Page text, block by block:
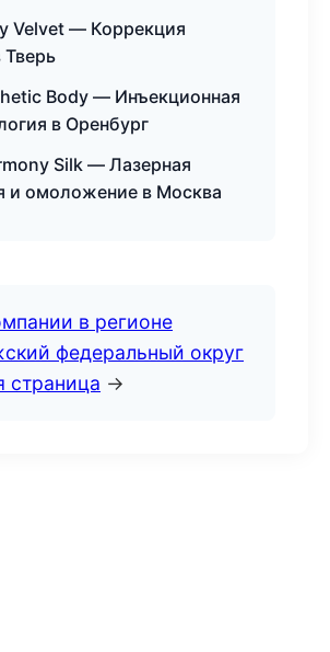
Velvet — Коррекция
Body — Инъекционная
в Оренбург
Silk — Лазерная
и омоложение в Москва
в регионе
федеральный округ
страница →